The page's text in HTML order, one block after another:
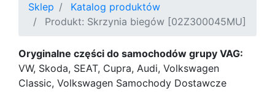
Sklep
Katalog produktów
Produkt: Skrzynia biegów [02Z300045MU]
Oryginalne części do samochodów grupy VAG:
VW, Skoda, SEAT, Cupra, Audi, Volkswagen
Classic, Volkswagen Samochody Dostawcze